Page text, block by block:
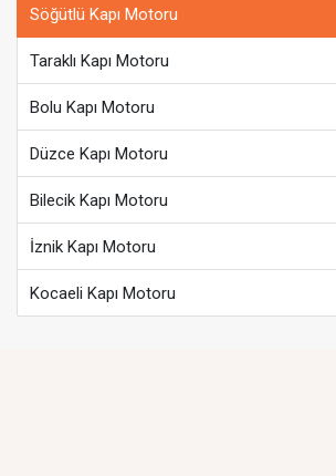
Söğütlü Kapı Motoru
Taraklı Kapı Motoru
Bolu Kapı Motoru
Düzce Kapı Motoru
Bilecik Kapı Motoru
İznik Kapı Motoru
Kocaeli Kapı Motoru